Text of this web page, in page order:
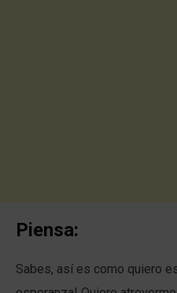
Piensa:
Sabes, así es como quiero